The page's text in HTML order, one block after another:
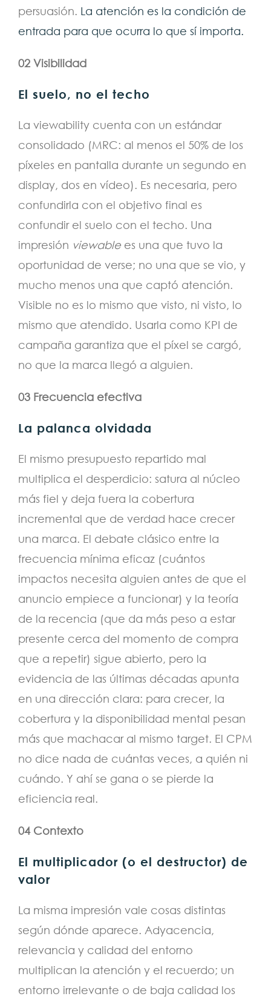
persuasión. La atención es la condición de
entrada para que ocurra lo que sí importa.
02 Visibilidad
El suelo, no el techo
La viewability cuenta con un estándar
consolidado (MRC: al menos el 50% de los
píxeles en pantalla durante un segundo en
display, dos en vídeo). Es necesaria, pero
confundirla con el objetivo final es
confundir el suelo con el techo. Una
impresión viewable es una que tuvo la
oportunidad de verse; no una que se vio, y
mucho menos una que captó atención.
Visible no es lo mismo que visto, ni visto, lo
mismo que atendido. Usarla como KPI de
campaña garantiza que el píxel se cargó,
no que la marca llegó a alguien.
03 Frecuencia efectiva
La palanca olvidada
El mismo presupuesto repartido mal
multiplica el desperdicio: satura al núcleo
más fiel y deja fuera la cobertura
incremental que de verdad hace crecer
una marca. El debate clásico entre la
frecuencia mínima eficaz (cuántos
impactos necesita alguien antes de que el
anuncio empiece a funcionar) y la teoría
de la recencia (que da más peso a estar
presente cerca del momento de compra
que a repetir) sigue abierto, pero la
evidencia de las últimas décadas apunta
en una dirección clara: para crecer, la
cobertura y la disponibilidad mental pesan
más que machacar al mismo target. El CPM
no dice nada de cuántas veces, a quién ni
cuándo. Y ahí se gana o se pierde la
eficiencia real.
04 Contexto
El multiplicador (o el destructor) de
valor
La misma impresión vale cosas distintas
según dónde aparece. Adyacencia,
relevancia y calidad del entorno
multiplican la atención y el recuerdo; un
entorno irrelevante o de baja calidad los